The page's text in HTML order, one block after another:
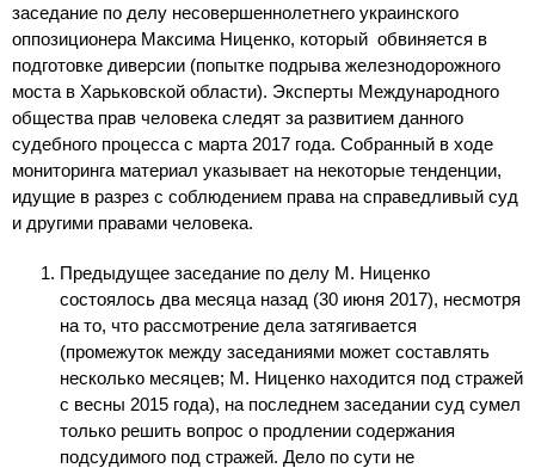
заседание по делу несовершеннолетнего украинского
оппозиционера Максима Ниценко, который обвиняется в
подготовке диверсии (попытке подрыва железнодорожного
моста в Харьковской области). Эксперты Международного
общества прав человека следят за развитием данного
судебного процесса с марта 2017 года. Собранный в ходе
мониторинга материал указывает на некоторые тенденции,
идущие в разрез с соблюдением права на справедливый суд
и другими правами человека.
Предыдущее заседание по делу М. Ниценко
состоялось два месяца назад (30 июня 2017), несмотря
на то, что рассмотрение дела затягивается
(промежуток между заседаниями может составлять
несколько месяцев; М. Ниценко находится под стражей
с весны 2015 года), на последнем заседании суд сумел
только решить вопрос о продлении содержания
подсудимого под стражей. Дело по сути не